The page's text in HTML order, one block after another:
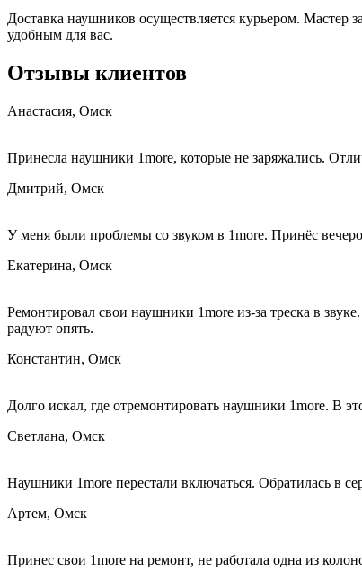
Доставка наушников осуществляется курьером. Мастер
удобным для вас.
Отзывы клиентов
Анастасия, Омск
Принесла наушники 1more, которые не заряжались.
Дмитрий, Омск
У меня были проблемы со звуком в 1more. Принёс
Екатерина, Омск
Ремонтировал свои наушники 1more из-за треска в
радуют опять.
Константин, Омск
Долго искал, где отремонтировать наушники 1more. В
Светлана, Омск
Наушники 1more перестали включаться. Обратилась в
Артем, Омск
Принес свои 1more на ремонт, не работала одна из